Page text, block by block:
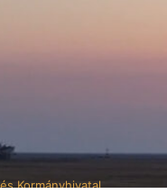
Kormányhivatal